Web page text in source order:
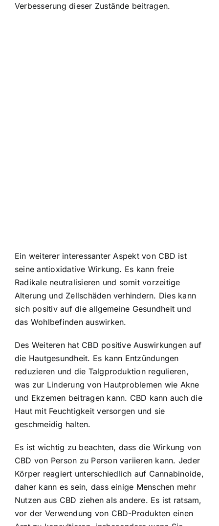
Verbesserung dieser Zustände beitragen.
Ein weiterer interessanter Aspekt von CBD ist
seine antioxidative Wirkung. Es kann freie
Radikale neutralisieren und somit vorzeitige
Alterung und Zellschäden verhindern. Dies kann
sich positiv auf die allgemeine Gesundheit und
das Wohlbefinden auswirken.
Des Weiteren hat CBD positive Auswirkungen auf
die Hautgesundheit. Es kann Entzündungen
reduzieren und die Talgproduktion regulieren,
was zur Linderung von Hautproblemen wie Akne
und Ekzemen beitragen kann. CBD kann auch die
Haut mit Feuchtigkeit versorgen und sie
geschmeidig halten.
Es ist wichtig zu beachten, dass die Wirkung von
CBD von Person zu Person variieren kann. Jeder
Körper reagiert unterschiedlich auf Cannabinoide,
daher kann es sein, dass einige Menschen mehr
Nutzen aus CBD ziehen als andere. Es ist ratsam,
vor der Verwendung von CBD-Produkten einen